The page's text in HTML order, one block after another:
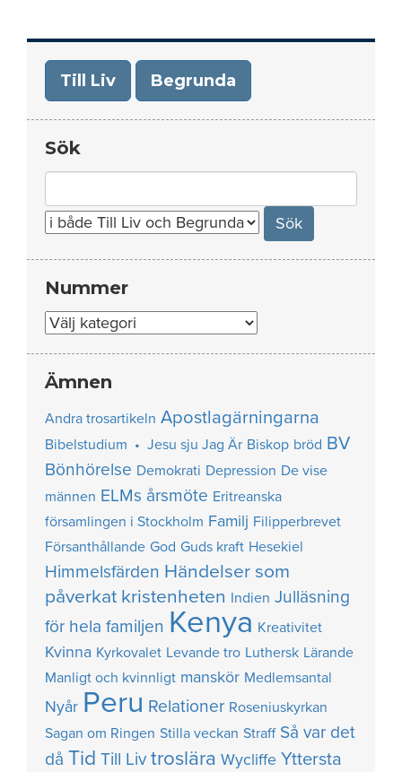
Till Liv Begrunda
Sök
for:
Nummer
Nummer
Ämnen
Andra trosartikeln Apostlagärningarna
Bibelstudium • Jesu sju Jag Är Biskop bröd BV
Bönhörelse Demokrati Depression De vise
männen ELMs årsmöte Eritreanska
församlingen i Stockholm Familj Filipperbrevet
Försanthållande God Guds kraft Hesekiel
Himmelsfärden Händelser som
påverkat kristenheten Indien Julläsning
för hela familjen Kenya Kreativitet
Kvinna Kyrkovalet Levande tro Luthersk Lärande
Manligt och kvinnligt manskör Medlemsantal
Nyår Peru Relationer Roseniuskyrkan
Sagan om Ringen Stilla veckan Straff Så var det
då Tid Till Liv troslära Wycliffe Yttersta